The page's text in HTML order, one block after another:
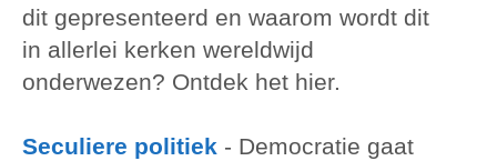
dit gepresenteerd en waarom wordt dit
in allerlei kerken wereldwijd
onderwezen? Ontdek het hier.
Seculiere politiek - Democratie gaat